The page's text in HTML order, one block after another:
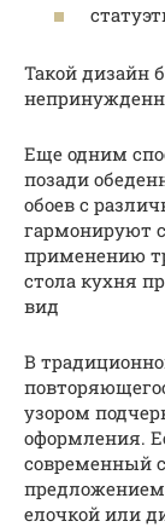
Такой дизайн
Еще одним
позади
обоев с
гармонируют
применению
стола кухня
вид
В
узором
оформления.
современный
предложением
елочкой или